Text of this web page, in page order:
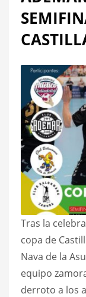
Tras la
copa de
Nava de la
equipo
derroto a los